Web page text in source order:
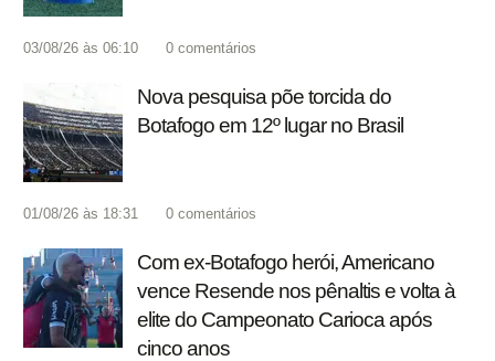
03/08/26 às 06:10 0 comentários
Nova pesquisa põe torcida do
Botafogo em 12º lugar no Brasil
01/08/26 às 18:31 0 comentários
Com ex-Botafogo herói, Americano
vence Resende nos pênaltis e volta à
elite do Campeonato Carioca após
cinco anos